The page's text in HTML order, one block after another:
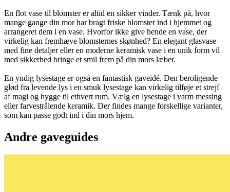
En flot vase til blomster er altid en sikker vinder. Tænk på, hvor
mange gange din mor har bragt friske blomster ind i hjemmet og
arrangeret dem i en vase. Hvorfor ikke give hende en vase, der
virkelig kan fremhæve blomsternes skønhed? En elegant glasvase
med fine detaljer eller en moderne keramisk vase i en unik form vil
med sikkerhed bringe et smil frem på din mors læber.
En yndig lysestage er også en fantastisk gaveidé. Den beroligende
glød fra levende lys i en smuk lysestage kan virkelig tilføje et strejf
af magi og hygge til ethvert rum. Vælg en lysestage i varm messing
eller farvestrålende keramik. Der findes mange forskellige varianter,
som kan passe godt ind i din mors hjem.
Andre gaveguides